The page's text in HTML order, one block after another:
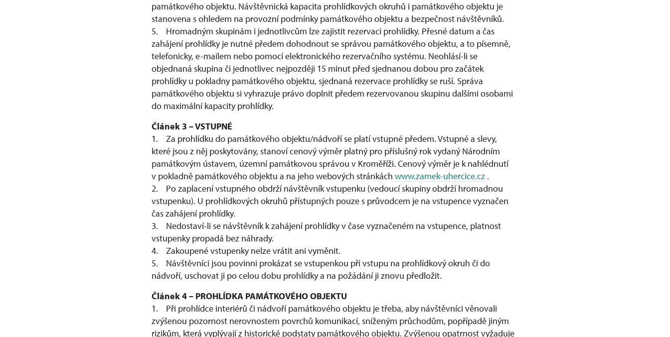
památkového objektu. Návštěvnická kapacita prohlídkových okruhů i památkového objektu je
stanovena s ohledem na provozní podmínky památkového objektu a bezpečnost návštěvníků.
5. Hromadným skupinám i jednotlivcům lze zajistit rezervaci prohlídky. Přesné datum a čas
zahájení prohlídky je nutné předem dohodnout se správou památkového objektu, a to písemně,
telefonicky, e-mailem nebo pomocí elektronického rezervačního systému. Neohlásí-li se
objednaná skupina či jednotlivec nejpozději 15 minut před sjednanou dobou pro začátek
prohlídky u pokladny památkového objektu, sjednaná rezervace prohlídky se ruší. Správa
památkového objektu si vyhrazuje právo doplnit předem rezervovanou skupinu dalšími osobami
do maximální kapacity prohlídky.
Článek 3 – VSTUPNÉ
1. Za prohlídku do památkového objektu/nádvoří se platí vstupné předem. Vstupné a slevy,
které jsou z něj poskytovány, stanoví cenový výměr platný pro příslušný rok vydaný Národním
památkovým ústavem, územní památkovou správou v Kroměříži. Cenový výměr je k nahlédnutí
v pokladně památkového objektu a na jeho webových stránkách www.zamek-uhercice.cz .
2. Po zaplacení vstupného obdrží návštěvník vstupenku (vedoucí skupiny obdrží hromadnou
vstupenku). U prohlídkových okruhů přístupných pouze s průvodcem je na vstupence vyznačen
čas zahájení prohlídky.
3. Nedostaví-li se návštěvník k zahájení prohlídky v čase vyznačeném na vstupence, platnost
vstupenky propadá bez náhrady.
4. Zakoupené vstupenky nelze vrátit ani vyměnit.
5. Návštěvníci jsou povinni prokázat se vstupenkou při vstupu na prohlídkový okruh či do
nádvoří, uschovat ji po celou dobu prohlídky a na požádání ji znovu předložit.
Článek 4 – PROHLÍDKA PAMÁTKOVÉHO OBJEKTU
1. Při prohlídce interiérů či nádvoří památkového objektu je třeba, aby návštěvníci věnovali
zvýšenou pozornost nerovnostem povrchů komunikací, sníženým průchodům, popřípadě jiným
rizikům, která vyplývají z historické podstaty památkového objektu. Zvýšenou opatrnost vyžaduje